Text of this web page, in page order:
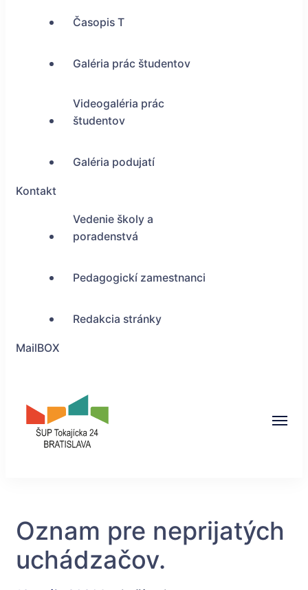
Časopis T
Galéria prác študentov
Videogaléria prác
študentov
Galéria podujatí
Kontakt
Vedenie školy a
poradenstvá
Pedagogickí zamestnanci
Redakcia stránky
MailBOX
Oznam pre neprijatých
uchádzačov.